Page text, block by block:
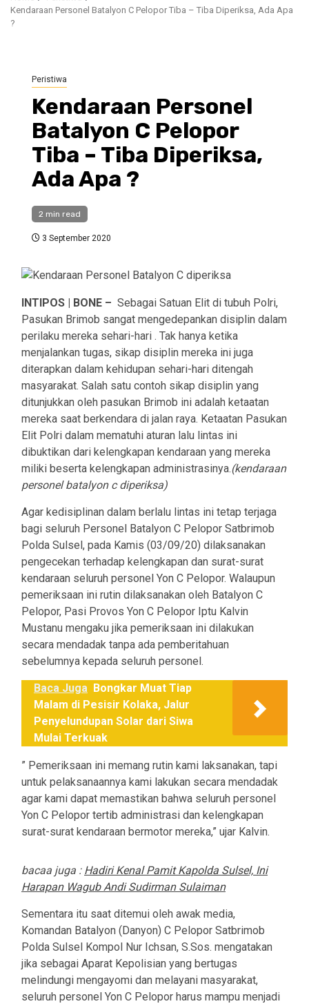
Kendaraan Personel Batalyon C Pelopor Tiba – Tiba Diperiksa, Ada Apa
?
Peristiwa
Kendaraan Personel
Batalyon C Pelopor
Tiba – Tiba Diperiksa,
Ada Apa ?
2 min read
3 September 2020
INTIPOS | BONE – Sebagai Satuan Elit di tubuh Polri,
Pasukan Brimob sangat mengedepankan disiplin dalam
perilaku mereka sehari-hari . Tak hanya ketika
menjalankan tugas, sikap disiplin mereka ini juga
diterapkan dalam kehidupan sehari-hari ditengah
masyarakat. Salah satu contoh sikap disiplin yang
ditunjukkan oleh pasukan Brimob ini adalah ketaatan
mereka saat berkendara di jalan raya. Ketaatan Pasukan
Elit Polri dalam mematuhi aturan lalu lintas ini
dibuktikan dari kelengkapan kendaraan yang mereka
miliki beserta kelengkapan administrasinya.(kendaraan
personel batalyon c diperiksa)
Agar kedisiplinan dalam berlalu lintas ini tetap terjaga
bagi seluruh Personel Batalyon C Pelopor Satbrimob
Polda Sulsel, pada Kamis (03/09/20) dilaksanakan
pengecekan terhadap kelengkapan dan surat-surat
kendaraan seluruh personel Yon C Pelopor. Walaupun
pemeriksaan ini rutin dilaksanakan oleh Batalyon C
Pelopor, Pasi Provos Yon C Pelopor Iptu Kalvin
Mustanu mengaku jika pemeriksaan ini dilakukan
secara mendadak tanpa ada pemberitahuan
sebelumnya kepada seluruh personel.
Baca Juga Bongkar Muat Tiap
Malam di Pesisir Kolaka, Jalur
Penyelundupan Solar dari Siwa
Mulai Terkuak
” Pemeriksaan ini memang rutin kami laksanakan, tapi
untuk pelaksanaannya kami lakukan secara mendadak
agar kami dapat memastikan bahwa seluruh personel
Yon C Pelopor tertib administrasi dan kelengkapan
surat-surat kendaraan bermotor mereka,” ujar Kalvin.
bacaa juga : Hadiri Kenal Pamit Kapolda Sulsel, Ini
Harapan Wagub Andi Sudirman Sulaiman
Sementara itu saat ditemui oleh awak media,
Komandan Batalyon (Danyon) C Pelopor Satbrimob
Polda Sulsel Kompol Nur Ichsan, S.Sos. mengatakan
jika sebagai Aparat Kepolisian yang bertugas
melindungi mengayomi dan melayani masyarakat,
seluruh personel Yon C Pelopor harus mampu menjadi